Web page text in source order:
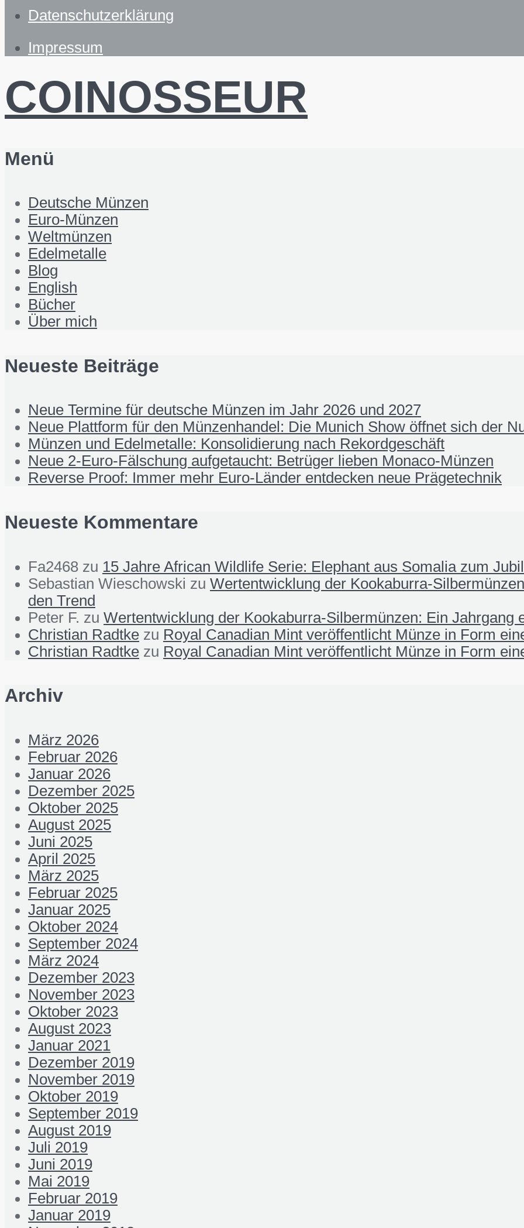
Datenschutzerklärung
Impressum
COINOSSEUR
Menü
Deutsche Münzen
Euro-Münzen
Weltmünzen
Edelmetalle
Blog
English
Bücher
Über mich
Neueste Beiträge
Neue Termine für deutsche Münzen im Jahr 2026 und 2027
Neue Plattform für den Münzenhandel: Die Munich Show öffnet sich der
Münzen und Edelmetalle: Konsolidierung nach Rekordgeschäft
Neue 2-Euro-Fälschung aufgetaucht: Betrüger lieben Monaco-Münzen
Reverse Proof: Immer mehr Euro-Länder entdecken neue Prägetechnik
Neueste Kommentare
Fa2468 zu 15 Jahre African Wildlife Serie: Elephant aus Somalia zum
Sebastian Wieschowski zu Wertentwicklung der Kookaburra-
den Trend
Peter F. zu Wertentwicklung der Kookaburra-Silbermünzen: Ein Jahrgang
Christian Radtke zu Royal Canadian Mint veröffentlicht Münze in Form
Christian Radtke zu Royal Canadian Mint veröffentlicht Münze in Form
Archiv
März 2026
Februar 2026
Januar 2026
Dezember 2025
Oktober 2025
August 2025
Juni 2025
April 2025
März 2025
Februar 2025
Januar 2025
Oktober 2024
September 2024
März 2024
Dezember 2023
November 2023
Oktober 2023
August 2023
Januar 2021
Dezember 2019
November 2019
Oktober 2019
September 2019
August 2019
Juli 2019
Juni 2019
Mai 2019
Februar 2019
Januar 2019